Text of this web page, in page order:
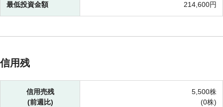
最低投資金額 214,600円
信用残
信用売残
(前週比)
5,500株
(0株)